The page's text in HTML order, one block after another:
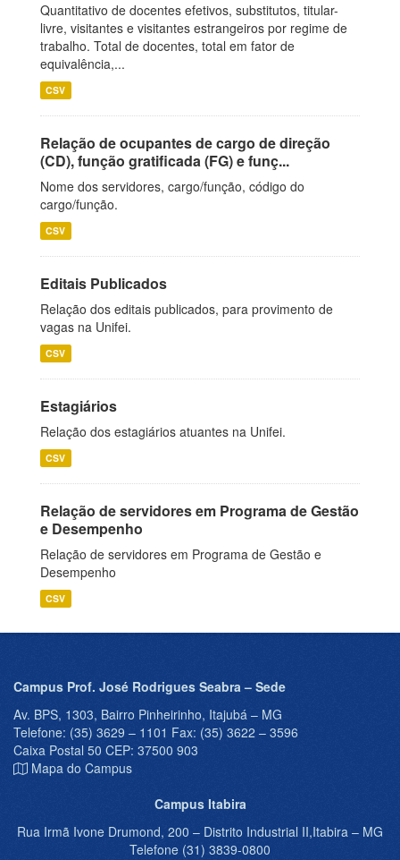
Quantitativo de docentes efetivos, substitutos, titular-
livre, visitantes e visitantes estrangeiros por regime de
trabalho. Total de docentes, total em fator de
equivalência,...
CSV
Relação de ocupantes de cargo de direção
(CD), função gratificada (FG) e funç...
Nome dos servidores, cargo/função, código do
cargo/função.
CSV
Editais Publicados
Relação dos editais publicados, para provimento de
vagas na Unifei.
CSV
Estagiários
Relação dos estagiários atuantes na Unifei.
CSV
Relação de servidores em Programa de Gestão
e Desempenho
Relação de servidores em Programa de Gestão e
Desempenho
CSV
Campus Prof. José Rodrigues Seabra – Sede
Av. BPS, 1303, Bairro Pinheirinho, Itajubá – MG
Telefone: (35) 3629 – 1101 Fax: (35) 3622 – 3596
Caixa Postal 50 CEP: 37500 903
Mapa do Campus
Campus Itabira
Rua Irmã Ivone Drumond, 200 – Distrito Industrial II,Itabira – MG
Telefone (31) 3839-0800